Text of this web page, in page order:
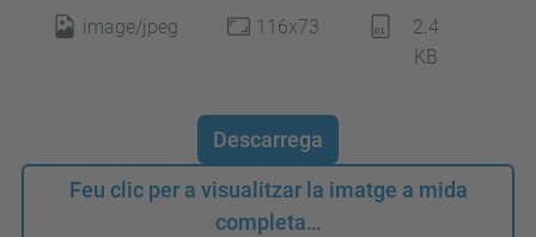
image/jpeg 116x73
2.4
KB
Descarrega
Feu clic per a visualitzar la imatge a mida
completa…